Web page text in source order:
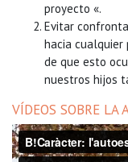
proyecto «.
Evitar
hacia cualquier
de que esto
nuestros hijos
VÍDEOS SOBRE LA